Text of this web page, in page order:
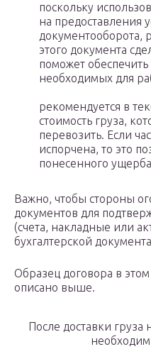
поскольку
на предоставления
документооборота,
этого документа
поможет обеспечить
необходимых для
рекомендуется в
стоимость груза,
перевозить. Если
испорчена, то это
понесенного
Важно, чтобы стороны
документов для
(счета, накладные или
бухгалтерской
Образец договора в
описано выше.
После доставки